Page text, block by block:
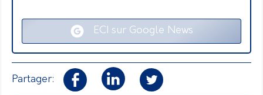
ECI sur Google News
Partager: